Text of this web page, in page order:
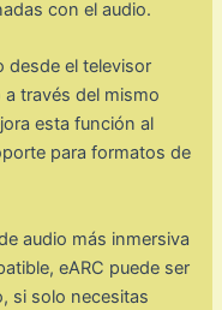
con el audio.
desde el televisor
través del mismo
esta función al
para formatos de
audio más inmersiva
eARC puede ser
si solo necesitas